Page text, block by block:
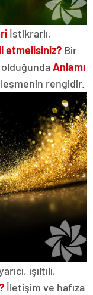
İstikrarlı,
etmelisiniz? Bir
Anlamı
rengidir.
ışıltılı,
İletişim ve hafıza